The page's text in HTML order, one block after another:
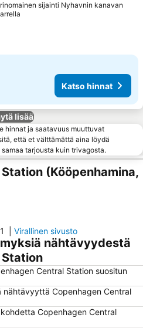
sijainti Nyhavnin kanavan
Katso hinnat
lisää
hinnat ja saatavuus muuttuvat
että et välttämättä aina löydä
tarjousta kuin trivagosta.
(Kööpenhamina,
Virallinen sivusto
nähtävyydestä
Central Station suositun
nähtävyyttä Copenhagen Central
Copenhagen Central